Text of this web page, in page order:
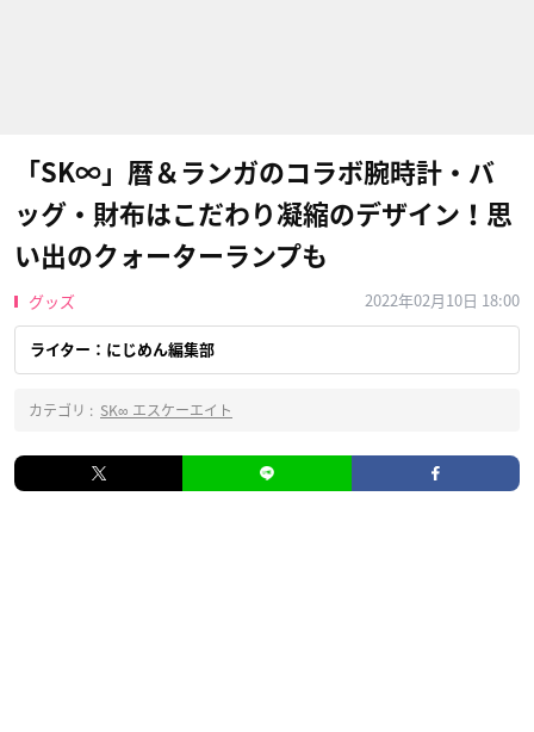
「SK∞」暦＆ランガのコラボ腕時計・バ
ッグ・財布はこだわり凝縮のデザイン！思
い出のクォーターランプも
グッズ 2022年02月10日 18:00
ライター：にじめん編集部
カテゴリ : SK∞ エスケーエイト